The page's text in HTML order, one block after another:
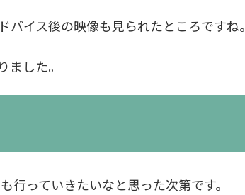
イス後の映像も見られたところですね。
した。
っていきたいなと思った次第です。